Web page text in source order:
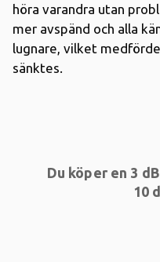
höra varandra utan
mer avspänd och alla
lugnare, vilket
sänktes.
Du köper en 3
10